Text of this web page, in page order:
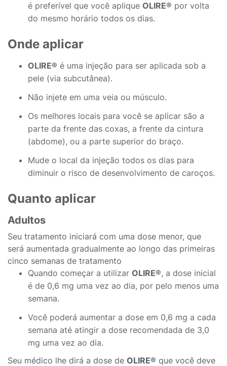
é preferível que você aplique OLIRE® por volta
do mesmo horário todos os dias.
Onde aplicar
OLIRE® é uma injeção para ser aplicada sob a
pele (via subcutânea).
Não injete em uma veia ou músculo.
Os melhores locais para você se aplicar são a
parte da frente das coxas, a frente da cintura
(abdome), ou a parte superior do braço.
Mude o local da injeção todos os dias para
diminuir o risco de desenvolvimento de caroços.
Quanto aplicar
Adultos
Seu tratamento iniciará com uma dose menor, que
será aumentada gradualmente ao longo das primeiras
cinco semanas de tratamento
Quando começar a utilizar OLIRE®, a dose inicial
é de 0,6 mg uma vez ao dia, por pelo menos uma
semana.
Você poderá aumentar a dose em 0,6 mg a cada
semana até atingir a dose recomendada de 3,0
mg uma vez ao dia.
Seu médico lhe dirá a dose de OLIRE® que você deve